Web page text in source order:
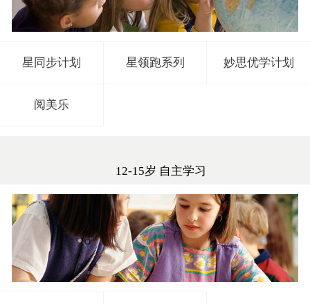
星同步计划 星领跑系列 妙思优学计划
阅美乐
12-15岁 自主学习